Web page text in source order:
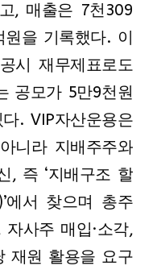
, 매출은 7천309
을 기록했다. 이
시 재무제표로도
공모가 5만9천원
. VIP자산운용은
니라 지배주주와
, 즉 ‘지배구조 할
에서 찾으며 총주
사주 매입·소각,
재원 활용을 요구